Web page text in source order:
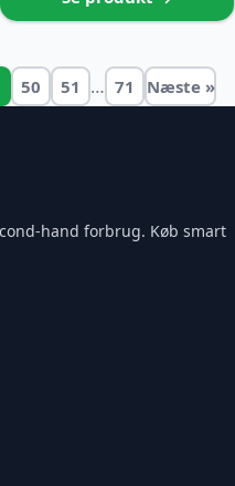
50 51 … 71 Næste »
hand forbrug. Køb smart